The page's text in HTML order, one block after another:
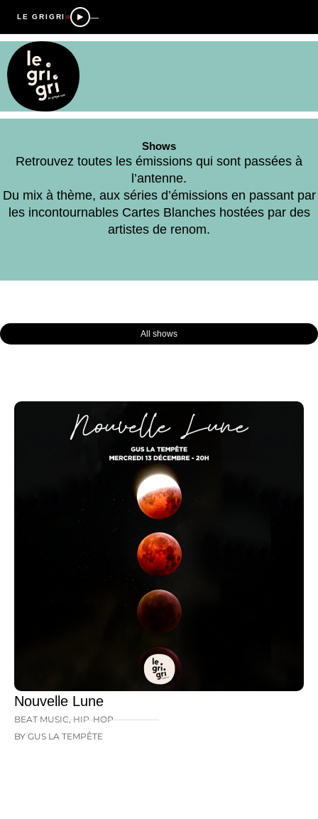
LE GRIGRI —
Shows
Retrouvez toutes les émissions qui sont passées à
l’antenne.
Du mix à thème, aux séries d’émissions en passant par
les incontournables Cartes Blanches hostées par des
artistes de renom.
All shows
Nouvelle Lune
BEAT MUSIC,HIP-HOP
BY GUS LA TEMPÊTE
PagePagePagePage Page